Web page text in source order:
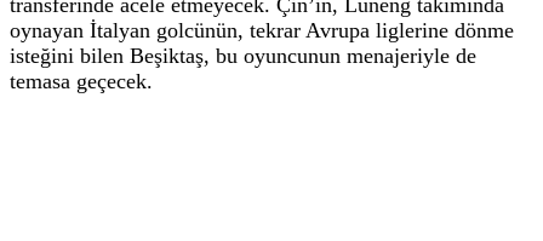
oynayan İtalyan golcünün, tekrar Avrupa liglerine dönme
isteğini bilen Beşiktaş, bu oyuncunun menajeriyle de
temasa geçecek.